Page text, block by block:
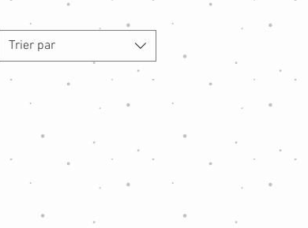
Trier par